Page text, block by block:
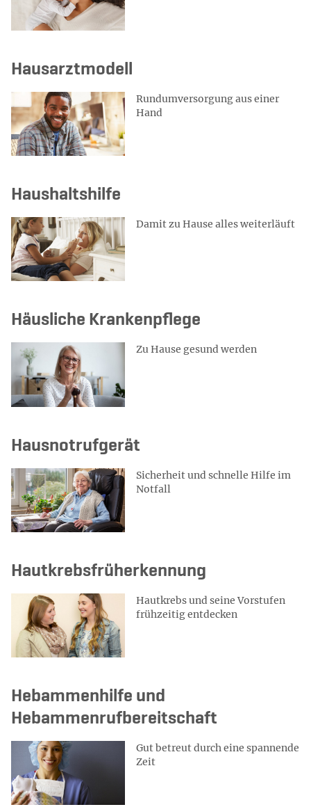
Hausarztmodell
Rundumversorgung aus einer
Hand
Haushaltshilfe
Damit zu Hause alles weiterläuft
Häusliche Krankenpflege
Zu Hause gesund werden
Hausnotrufgerät
Sicherheit und schnelle Hilfe im
Notfall
Hautkrebsfrüherkennung
Hautkrebs und seine Vorstufen
frühzeitig entdecken
Hebammenhilfe und
Hebammenrufbereitschaft
Gut betreut durch eine spannende
Zeit